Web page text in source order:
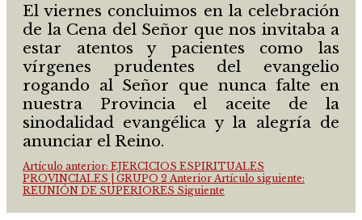
El viernes concluimos en la celebración
de la Cena del Señor que nos invitaba a
estar atentos y pacientes como las
vírgenes prudentes del evangelio
rogando al Señor que nunca falte en
nuestra Provincia el aceite de la
sinodalidad evangélica y la alegría de
anunciar el Reino.
Artículo anterior: EJERCICIOS ESPIRITUALES
PROVINCIALES | GRUPO 2 Anterior Artículo siguiente:
REUNIÓN DE SUPERIORES Siguiente